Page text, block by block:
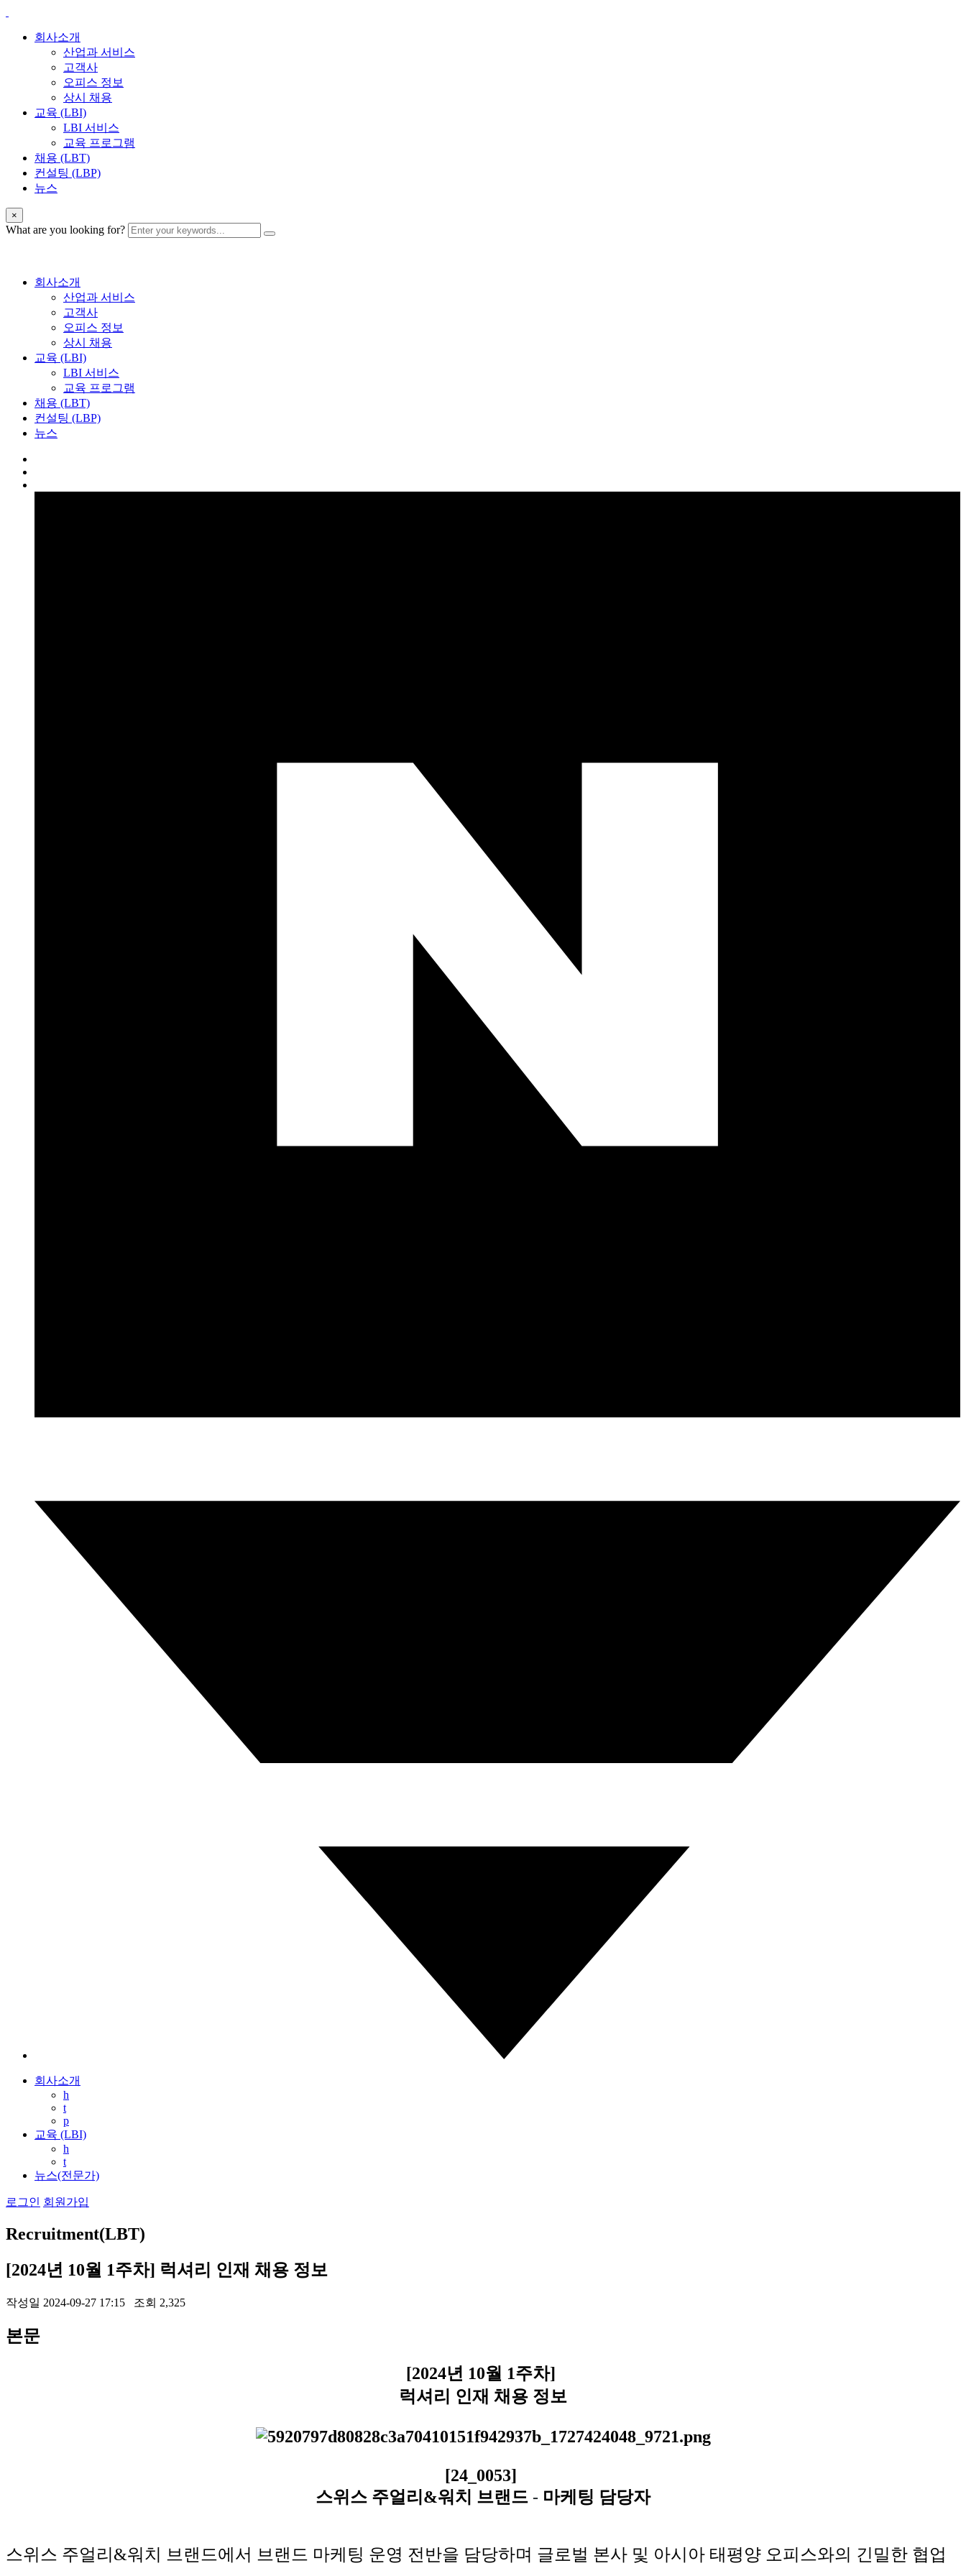
회사소개
산업과 서비스
고객사
오피스 정보
상시 채용
교육 (LBI)
LBI 서비스
교육 프로그램
채용 (LBT)
컨설팅 (LBP)
뉴스
×
What are you looking for?
회사소개
산업과 서비스
고객사
오피스 정보
상시 채용
교육 (LBI)
LBI 서비스
교육 프로그램
채용 (LBT)
컨설팅 (LBP)
뉴스
회사소개
h
t
p
교육 (LBI)
h
t
뉴스(전문가)
로그인 회원가입
Recruitment(LBT)
[2024년 10월 1주차] 럭셔리 인재 채용 정보
작성일 2024-09-27 17:15 조회 2,325
본문
[2024년 10월 1주차]
럭셔리 인재 채용 정보
[24_0053]
스위스 주얼리&워치 브랜드 - 마케팅 담당자
스위스 주얼리&워치 브랜드에서 브랜드 마케팅 운영 전반을 담당하며 글로벌 본사 및 아시아 태평양 오피스와의 긴밀한 협업